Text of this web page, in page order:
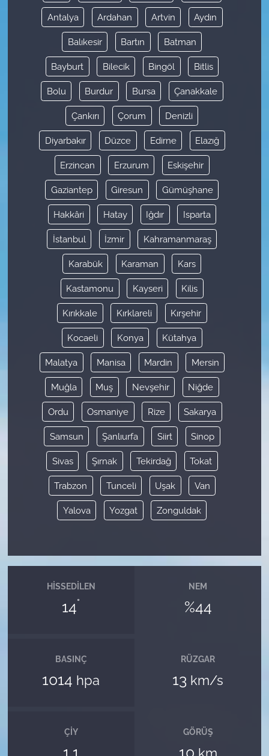
Antalya Ardahan Artvin Aydın
Balıkesir Bartın Batman
Bayburt Bilecik Bingöl Bitlis
Bolu Burdur Bursa Çanakkale
Çankırı Çorum Denizli
Diyarbakır Düzce Edirne Elazığ
Erzincan Erzurum Eskişehir
Gaziantep Giresun Gümüşhane
Hakkâri Hatay Iğdır Isparta
İstanbul İzmir Kahramanmaraş
Karabük Karaman Kars
Kastamonu Kayseri Kilis
Kırıkkale Kırklareli Kırşehir
Kocaeli Konya Kütahya
Malatya Manisa Mardin Mersin
Muğla Muş Nevşehir Niğde
Ordu Osmaniye Rize Sakarya
Samsun Şanlıurfa Siirt Sinop
Sivas Şırnak Tekirdağ Tokat
Trabzon Tunceli Uşak Van
Yalova Yozgat Zonguldak
HISSEDILEN
14°
NEM
%44
BASINÇ
1014 hpa
RÜZGAR
13 km/s
ÇIY GÖRÜŞ